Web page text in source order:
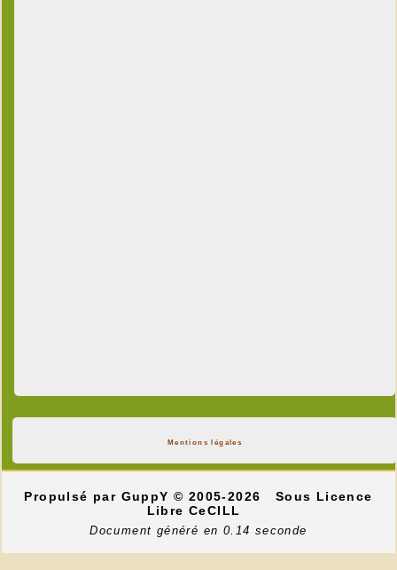
Mentions légales
Propulsé par GuppY© 2005-2026
Sous Licence
Libre CeCILL
Document généré en 0.14 seconde